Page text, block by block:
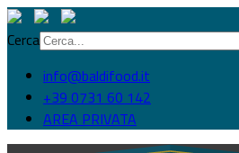
Cerca
info@baldifood.it
+39 0731 60 142
AREA PRIVATA